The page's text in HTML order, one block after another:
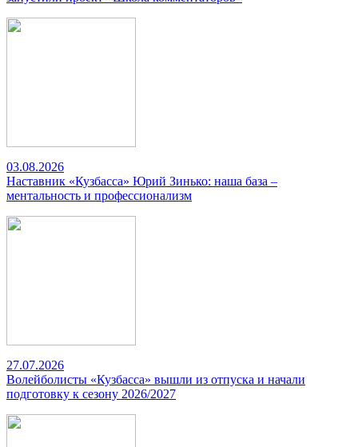
03.08.2026
Наставник «Кузбасса» Юрий Зинько: наша база –
ментальность и профессионализм
27.07.2026
Волейболисты «Кузбасса» вышли из отпуска и начали
подготовку к сезону 2026/2027